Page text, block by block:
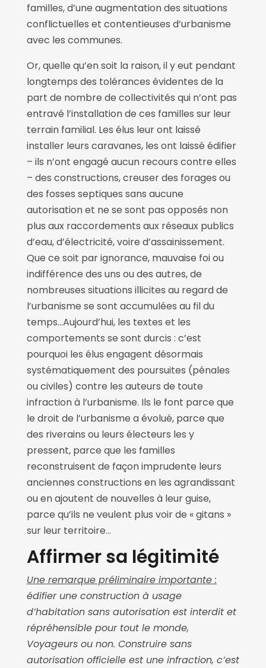
familles, d’une augmentation des situations
conflictuelles et contentieuses d’urbanisme
avec les communes.
Or, quelle qu’en soit la raison, il y eut pendant
longtemps des tolérances évidentes de la
part de nombre de collectivités qui n’ont pas
entravé l’installation de ces familles sur leur
terrain familial. Les élus leur ont laissé
installer leurs caravanes, les ont laissé édifier
– ils n’ont engagé aucun recours contre elles
– des constructions, creuser des forages ou
des fosses septiques sans aucune
autorisation et ne se sont pas opposés non
plus aux raccordements aux réseaux publics
d’eau, d’électricité, voire d’assainissement.
Que ce soit par ignorance, mauvaise foi ou
indifférence des uns ou des autres, de
nombreuses situations illicites au regard de
l’urbanisme se sont accumulées au fil du
temps…Aujourd’hui, les textes et les
comportements se sont durcis : c’est
pourquoi les élus engagent désormais
systématiquement des poursuites (pénales
ou civiles) contre les auteurs de toute
infraction à l’urbanisme. Ils le font parce que
le droit de l’urbanisme a évolué, parce que
des riverains ou leurs électeurs les y
pressent, parce que les familles
reconstruisent de façon imprudente leurs
anciennes constructions en les agrandissant
ou en ajoutent de nouvelles à leur guise,
parce qu’ils ne veulent plus voir de « gitans »
sur leur territoire…
Affirmer sa légitimité
Une remarque préliminaire importante :
édifier une construction à usage
d’habitation sans autorisation est interdit et
répréhensible pour tout le monde,
Voyageurs ou non. Construire sans
autorisation officielle est une infraction, c’est